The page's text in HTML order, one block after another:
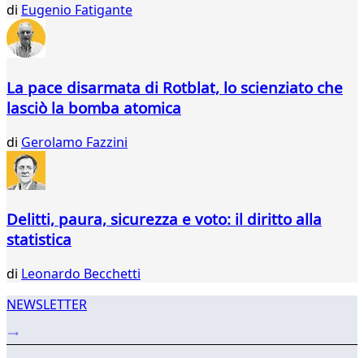
di Eugenio Fatigante
La pace disarmata di Rotblat, lo scienziato che
lasciò la bomba atomica
di Gerolamo Fazzini
Delitti, paura, sicurezza e voto: il diritto alla
statistica
di Leonardo Becchetti
NEWSLETTER